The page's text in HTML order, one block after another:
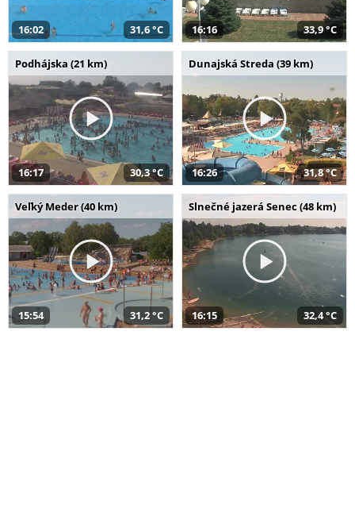
16:02 31,6 °C 16:16 33,9 °C
Podhájska (21 km)
16:17 30,3 °C
Dunajská Streda (39 km)
16:26 31,8 °C
Veľký Meder (40 km)
15:54 31,2 °C
Slnečné jazerá Senec (48 km)
16:15 32,4 °C